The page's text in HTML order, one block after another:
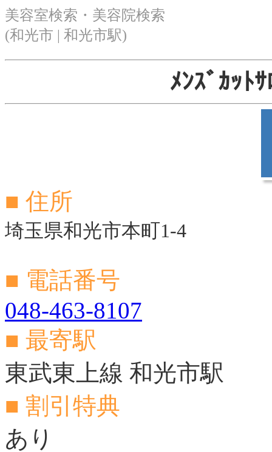
美容室検索・美容院検索
(和光市 | 和光市駅)
ﾒﾝｽﾞｶｯﾄ
■ 住所
埼玉県和光市本町1-4
■ 電話番号
048-463-8107
■ 最寄駅
東武東上線 和光市駅
■ 割引特典
あり